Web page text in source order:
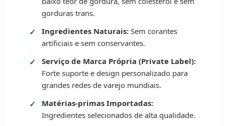
gorduras trans.
Ingredientes Naturais: Sem corantes
artificiais e sem conservantes.
Serviço de Marca Própria (Private Label):
Forte suporte e design personalizado para
grandes redes de varejo mundiais.
Matérias-primas Importadas:
Ingredientes selecionados de alta qualidade.